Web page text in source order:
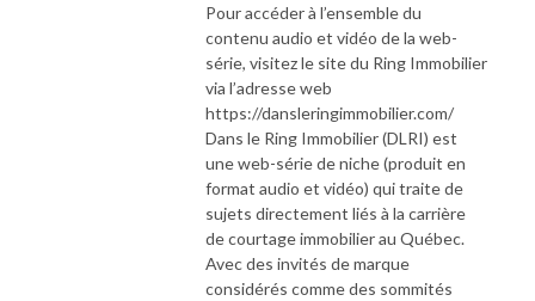
Pour accéder à l’ensemble du
contenu audio et vidéo de la web-
série, visitez le site du Ring Immobilier
via l’adresse web
https://dansleringimmobilier.com/
Dans le Ring Immobilier (DLRI) est
une web-série de niche (produit en
format audio et vidéo) qui traite de
sujets directement liés à la carrière
de courtage immobilier au Québec.
Avec des invités de marque
considérés comme des sommités